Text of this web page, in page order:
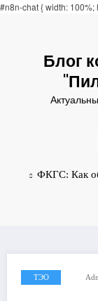
Padişahbetonline
#n8n-chat { width: 100%;
Блог
ФКГС: Как
ТЭО